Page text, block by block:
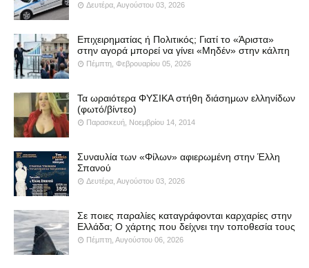
Δευτέρα, Αυγούστου 03, 2026
Επιχειρηματίας ή Πολιτικός; Γιατί το «Άριστα»
στην αγορά μπορεί να γίνει «Μηδέν» στην κάλπη
Πέμπτη, Φεβρουαρίου 05, 2026
Τα ωραιότερα ΦΥΣΙΚΑ στήθη διάσημων ελληνίδων
(φωτό/βίντεο)
Παρασκευή, Νοεμβρίου 14, 2014
Συναυλία των «Φίλων» αφιερωμένη στην Έλλη
Σπανού
Δευτέρα, Αυγούστου 03, 2026
Σε ποιες παραλίες καταγράφονται καρχαρίες στην
Ελλάδα; Ο χάρτης που δείχνει την τοποθεσία τους
Πέμπτη, Αυγούστου 06, 2026